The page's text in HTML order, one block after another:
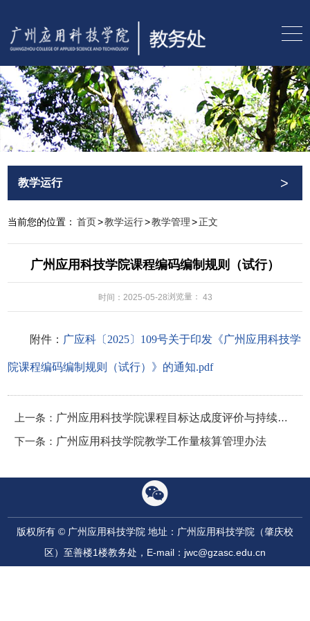
教学运行 >
当前您的位置： 首页>教学运行>教学管理 >正文
广州应用科技学院课程编码编制规则（试行）
时间：2025-05-28浏览量： 43
附件： 广应科〔2025〕109号关于印发《广州应用科技学
院课程编码编制规则（试行）》的通知.pdf
上一条： 广州应用科技学院课程目标达成度评价与持续改进实施办法（试行）
下一条： 广州应用科技学院教学工作量核算管理办法
版权所有 © 广州应用科技学院 地址：广州应用科技学院（肇庆校
区）至善楼1楼教务处，E-mail：jwc@gzasc.edu.cn